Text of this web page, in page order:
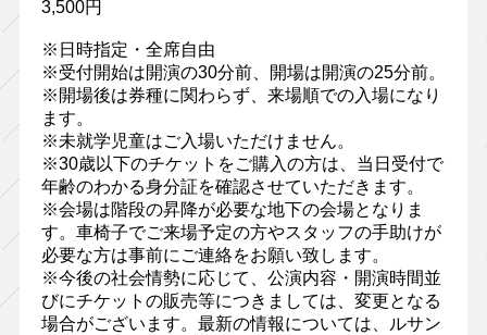
3,500円
※日時指定・全席自由
※受付開始は開演の30分前、開場は開演の25分前。
※開場後は券種に関わらず、来場順での入場になり
ます。
※未就学児童はご入場いただけません。
※30歳以下のチケットをご購入の方は、当日受付で
年齢のわかる身分証を確認させていただきます。
※会場は階段の昇降が必要な地下の会場となりま
す。車椅子でご来場予定の方やスタッフの手助けが
必要な方は事前にご連絡をお願い致します。
※今後の社会情勢に応じて、公演内容・開演時間並
びにチケットの販売等につきましては、変更となる
場合がございます。最新の情報については、ルサン